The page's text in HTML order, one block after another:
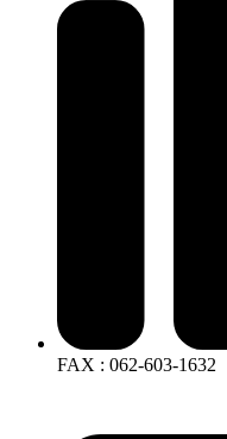
FAX : 062-603-1632